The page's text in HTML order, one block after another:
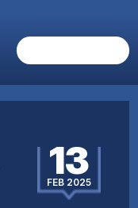
13
FEB 2025